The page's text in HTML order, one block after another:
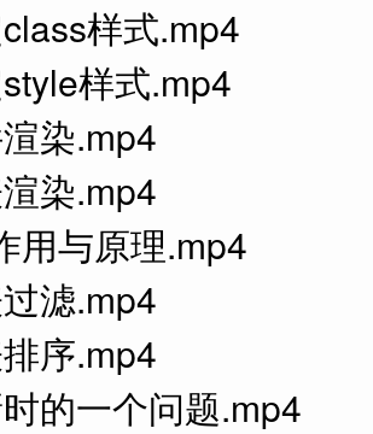
样式.mp4
样式.mp4
染.mp4
染.mp4
用与原理.mp4
滤.mp4
序.mp4
的一个问题.mp4